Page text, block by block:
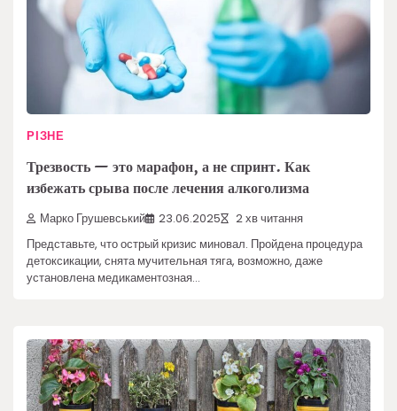
РІЗНЕ
Трезвость — это марафон, а не спринт. Как
избежать срыва после лечения алкоголизма
Марко Грушевський 23.06.2025 2 хв читання
Представьте, что острый кризис миновал. Пройдена процедура
детоксикации, снята мучительная тяга, возможно, даже
установлена медикаментозная…